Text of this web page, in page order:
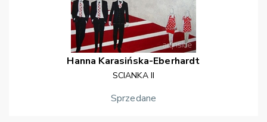
Hanna Karasińska-Eberhardt
SCIANKA II
Sprzedane